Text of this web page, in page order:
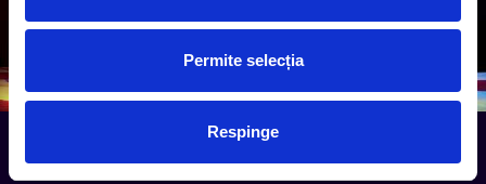
Permite selecția
Respinge